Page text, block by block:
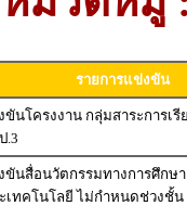
รายการแข่งขัน
ขันโครงงาน กลุ่มสาระการเ
.3
ขันสื่อนวัตกรรมทางการศึกษา
เทคโนโลยี ไม่กำหนดช่วงชั้น